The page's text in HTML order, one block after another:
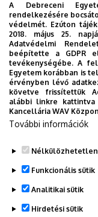
2026. szeptember 19.
ÁOK-
Az Általános
én, szombaton
ünnepségét a
és E-learning
élőben közvetíti
ÜNNEPSÉG,
A Debreceni
rendelkezésére
védelmét. Ezúton
2018. május 25.
Adatvédelmi
beépítette a GDPR
tevékenységébe. A
Egyetem korábban is
érvényben lévő
követve frissítettük
alábbi linkre
Kancellária WAV
További információk
Nélkülözhetetlen
Funkcionális sütik
Analitikai sütik
Hirdetési sütik